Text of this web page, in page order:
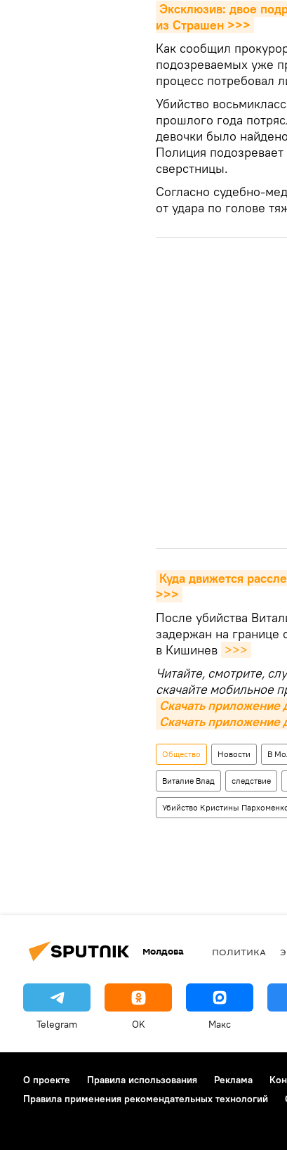
Эксклюзив: двое
из Страшен >>>
Как сообщил
подозреваемых уже
процесс потребовал
Убийство
прошлого года
девочки было
Полиция
сверстницы.
Согласно судебно-
от удара по голове
Куда движется
>>>
После убийства
задержан на грaнице
в Кишинев >>>
Читайте, смотрите,
скачайте мобильное
Скачать приложение
Скачать приложение
Общество Новости В
Виталие Влад следствие
Убийство Кристины
Молдова ПОЛИТИКА
Telegram OK Макс
О проекте Правила использования Реклама
Правила применения рекомендательных технологий